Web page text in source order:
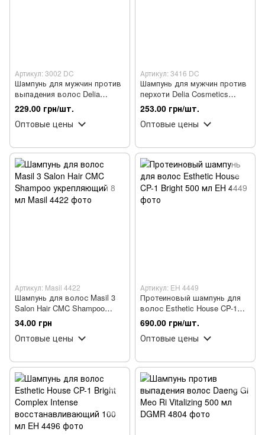
Артикул: 3002 DC
Шампунь для мужчин против
выпадения волос Delia
Cosmetics Cameleo Men 150
мл.
229.00 грн/шт.
Оптовые цены
Артикул: 3416 DC
Шампунь для мужчин против
перхоти Delia Cosmetics
Cameleo Men 150 мл
253.00 грн/шт.
Оптовые цены
Артикул: Masil 4422
Шампунь для волос Masil 3
Salon Hair CMC Shampoo
укрепляющий 8 мл
34.00 грн
Оптовые цены
Артикул: EH 4449
Протеиновый шампунь для
волос Esthetic House CP-1
Bright 500 мл
690.00 грн/шт.
Оптовые цены